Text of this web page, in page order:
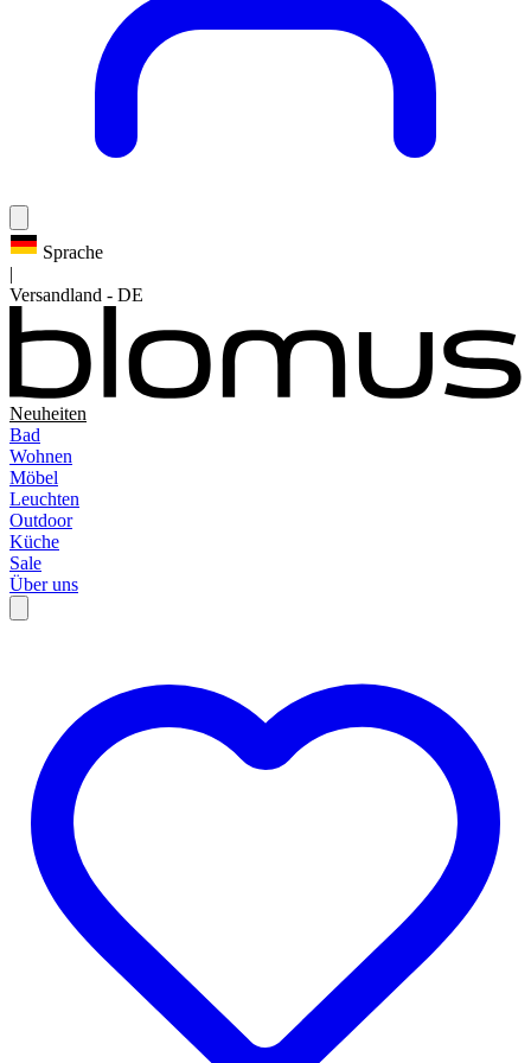
Sprache
|
Versandland - DE
Neuheiten
Bad
Wohnen
Möbel
Leuchten
Outdoor
Küche
Sale
Über uns